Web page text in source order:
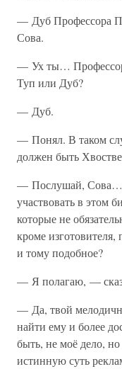
— Дуб Профессора
Сова.
— Ух ты…
Туп или Дуб?
— Дуб.
— Понял. В таком
должен быть
— Послушай, Сова…
участвовать в этом
которые не
кроме изготовителя,
и тому подобное?
— Я полагаю, —
— Да, твой
найти ему и более
быть, не моё дело,
истинную суть